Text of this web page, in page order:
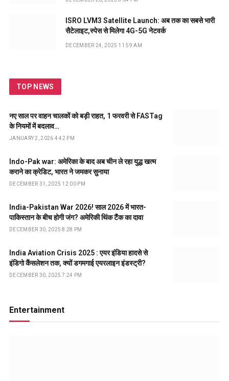
ISRO LVM3 Satellite Launch: अब तक का सबसे भारी
सैटेलाइट,स्पेस से मिलेगा 4G-5G नेटवर्क
DECEMBER 24, 2025 11:59 AM
TOP NEWS
नए साल पर वाहन चालकों को बड़ी राहत, 1 फरवरी से FASTag
के नियमों में बदलाव…
JANUARY 2, 2026 4:42 PM
Indo-Pak war: अमेरिका के बाद अब चीन ले रहा युद्ध खत्म
कराने का क्रेडिट, भारत ने जमकर सुनाया
DECEMBER 31, 2025 12:00 PM
India-Pakistan War 2026! साल 2026 में भारत-
पाकिस्तान के बीच होगी जंग? अमेरिकी थिंक टैंक का दावा
DECEMBER 30, 2025 8:28 PM
India Aviation Crisis 2025 : एयर इंडिया हादसे से
इंडिगो कैंसलेशन तक, क्यों डगमगाई एयरलाइन इंडस्ट्री?
DECEMBER 30, 2025 7:24 PM
Entertainment